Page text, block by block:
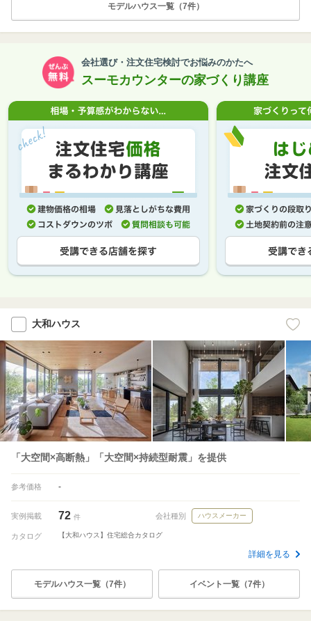
モデルハウス一覧（7件）
会社選び・注文住宅検討でお悩みのかたへ
スーモカウンターの家づくり講座
大和ハウス
「大空間×高断熱」「大空間×持続型耐震」を提供
参考価格 -
実例掲載 72 件 会社種別 ハウスメーカー
カタログ 【大和ハウス】住宅総合カタログ
詳細を見る
モデルハウス一覧（7件） イベント一覧（7件）